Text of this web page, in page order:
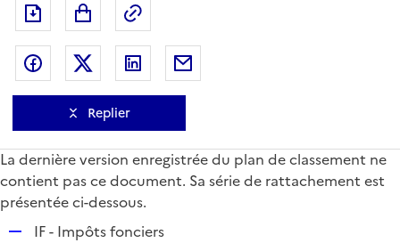
Exporter le document au format pdf
Partager sur Facebook
Partager sur Twitter
Partager sur LinkedIn
Replier
La dernière version enregistrée du plan de classement ne
contient pas ce document. Sa série de rattachement est
présentée ci-dessous.
IF - Impôts fonciers